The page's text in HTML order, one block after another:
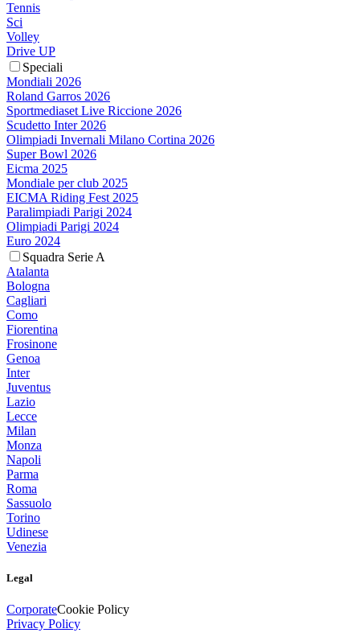
Tennis
Sci
Volley
Drive UP
Speciali
Mondiali 2026
Roland Garros 2026
Sportmediaset Live Riccione 2026
Scudetto Inter 2026
Olimpiadi Invernali Milano Cortina 2026
Super Bowl 2026
Eicma 2025
Mondiale per club 2025
EICMA Riding Fest 2025
Paralimpiadi Parigi 2024
Olimpiadi Parigi 2024
Euro 2024
Squadra Serie A
Atalanta
Bologna
Cagliari
Como
Fiorentina
Frosinone
Genoa
Inter
Juventus
Lazio
Lecce
Milan
Monza
Napoli
Parma
Roma
Sassuolo
Torino
Udinese
Venezia
Legal
CorporateCookie Policy
Privacy Policy